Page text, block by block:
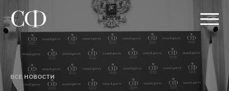
ВСЕ НОВОСТИ